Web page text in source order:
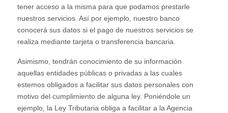
tener acceso a la misma para que podamos prestarle
nuestros servicios. Así por ejemplo, nuestro banco
conocerá sus datos si el pago de nuestros servicios se
realiza mediante tarjeta o transferencia bancaria.
Asimismo, tendrán conocimiento de su información
aquellas entidades públicas o privadas a las cuales
estemos obligados a facilitar sus datos personales con
motivo del cumplimiento de alguna ley. Poniéndole un
ejemplo, la Ley Tributaria obliga a facilitar a la Agencia